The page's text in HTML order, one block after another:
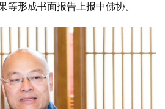
等形成书面报告上报中佛协。